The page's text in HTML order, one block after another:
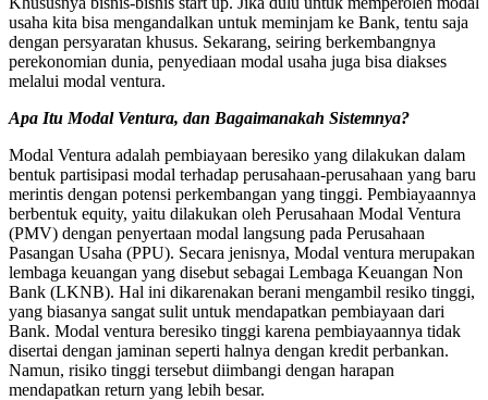
usaha kita bisa mengandalkan untuk meminjam ke Bank, tentu saja
dengan persyaratan khusus. Sekarang, seiring berkembangnya
perekonomian dunia, penyediaan modal usaha juga bisa diakses
melalui modal ventura.
Apa Itu Modal Ventura, dan Bagaimanakah Sistemnya?
Modal Ventura adalah pembiayaan beresiko yang dilakukan dalam
bentuk partisipasi modal terhadap perusahaan-perusahaan yang baru
merintis dengan potensi perkembangan yang tinggi. Pembiayaannya
berbentuk equity, yaitu dilakukan oleh Perusahaan Modal Ventura
(PMV) dengan penyertaan modal langsung pada Perusahaan
Pasangan Usaha (PPU). Secara jenisnya, Modal ventura merupakan
lembaga keuangan yang disebut sebagai Lembaga Keuangan Non
Bank (LKNB). Hal ini dikarenakan berani mengambil resiko tinggi,
yang biasanya sangat sulit untuk mendapatkan pembiayaan dari
Bank. Modal ventura beresiko tinggi karena pembiayaannya tidak
disertai dengan jaminan seperti halnya dengan kredit perbankan.
Namun, risiko tinggi tersebut diimbangi dengan harapan
mendapatkan return yang lebih besar.